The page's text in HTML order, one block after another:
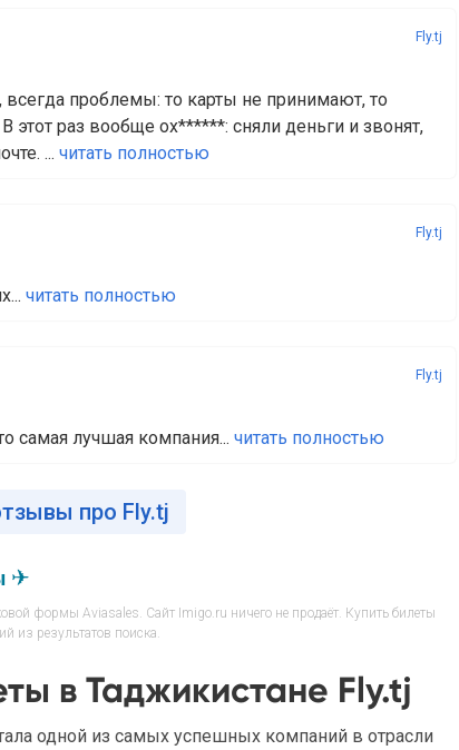
Fly.tj
всегда проблемы: то карты не принимают, то
раз вообще ох******: сняли деньги и звонят,
... читать полностью
Fly.tj
читать полностью
Fly.tj
самая лучшая компания... читать полностью
про Fly.tj
✈
формы Aviasales. Сайт Imigo.ru ничего не продаёт. Купить билеты
из результатов поиска.
в Таджикистане Fly.tj
одной из самых успешных компаний в отрасли